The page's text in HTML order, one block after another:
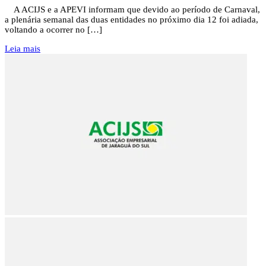
A ACIJS e a APEVI informam que devido ao período de Carnaval,
a plenária semanal das duas entidades no próximo dia 12 foi adiada,
voltando a ocorrer no […]
Leia mais